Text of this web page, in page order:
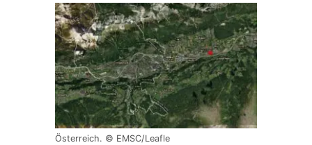
Österreich. © EMSC/Leafle